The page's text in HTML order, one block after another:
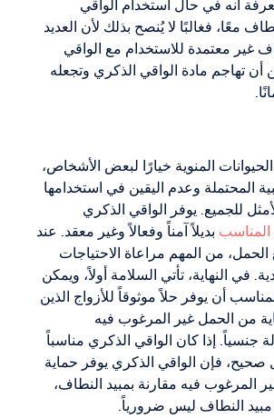
أنه في حال استخدام الواقي
معًا، فغالبًا لا يُنصح بذلك لأن العديد
غير معتمدة للاستخدام مع الواقي
أن تهاجم مادة الواقي الذكري وتجعله
المنوية خيارًا لبعض الأشخاص،
المحتملة وعدم اليقين في استخدامها
للجميع. يوفر الواقي الذكري
المناسب بديلاً آمناً وفعالاً وغير معقد. عند
الحمل، من المهم مراعاة الاحتياجات
في النهاية، تأتي السلامة أولاً، ويمكن
أن يوفر حلاً موثوقاً للأزواج الذين
من الحمل غير المرغوب فيه
جنسياً. إذا كان الواقي الذكري مناسباً
فإن الواقي الذكري يوفر حماية
المرغوب فيه مقارنة بمبيد النطاف،
مبيد النطاف ليس ضرورياً.